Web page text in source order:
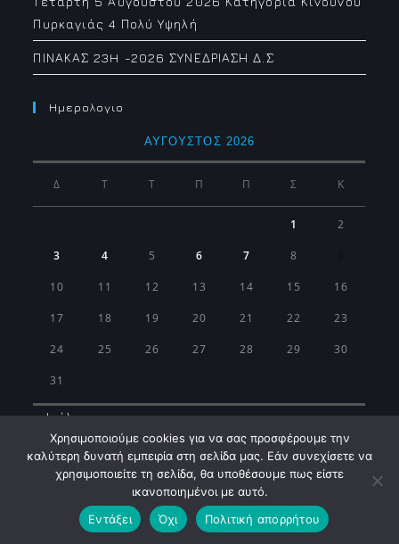
Πυρκαγιάς 4 Πολύ Υψηλή
ΠΙΝΑΚΑΣ 23H -2026 ΣΥΝΕΔΡΙΑΣΗ Δ.Σ
Ημερολογιο
ΑΎΓΟΥΣΤΟΣ 2026
Δ Τ Τ Π Π Σ Κ
1 2
3 4 5 6 7 8
10 11 12 13 14 15 16
17 18 19 20 21 22 23
24 25 26 27 28 29 30
31
« Ιούλ
Municipality of Koropi © 2026
Χρησιμοποιούμε cookies για να σας προσφέρουμε την
καλύτερη δυνατή εμπειρία στη σελίδα μας. Εάν συνεχίσετε να
χρησιμοποιείτε τη σελίδα, θα υποθέσουμε πως είστε
ικανοποιημένοι με αυτό.
Εντάξει
Όχι Πολιτική απορρήτου